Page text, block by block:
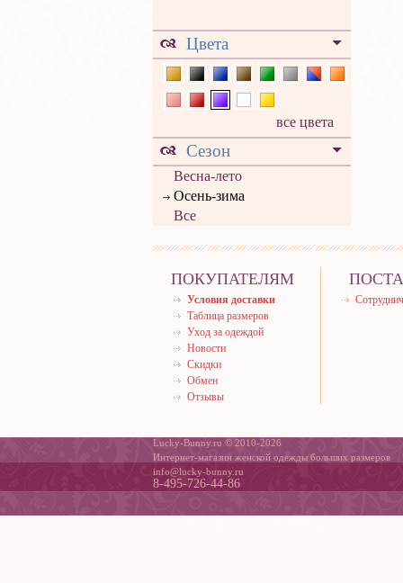
Цвета
все цвета
Сезон
Весна-лето
Осень-зима
Все
ПОКУПАТЕЛЯМ
Условия доставки
Таблица размеров
Уход за одеждой
Новости
Скидки
Обмен
Отзывы
Lucky-Bunny.ru © 2010-2026
Интернет-магазин женской одежды больших размеров
info@lucky-bunny.ru
8-495-726-44-86